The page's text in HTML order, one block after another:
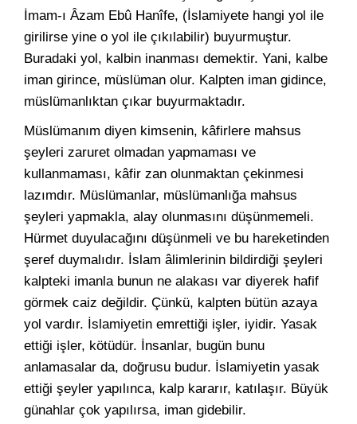
İmam-ı Âzam Ebû Hanîfe, (İslamiyete hangi yol ile
girilirse yine o yol ile çıkılabilir) buyurmuştur.
Buradaki yol, kalbin inanması demektir. Yani, kalbe
iman girince, müslüman olur. Kalpten iman gidince,
müslümanlıktan çıkar buyurmaktadır.
Müslümanım diyen kimsenin, kâfirlere mahsus
şeyleri zaruret olmadan yapmaması ve
kullanmaması, kâfir zan olunmaktan çekinmesi
lazımdır. Müslümanlar, müslümanlığa mahsus
şeyleri yapmakla, alay olunmasını düşünmemeli.
Hürmet duyulacağını düşünmeli ve bu hareketinden
şeref duymalıdır. İslam âlimlerinin bildirdiği şeyleri
kalpteki imanla bunun ne alakası var diyerek hafif
görmek caiz değildir. Çünkü, kalpten bütün azaya
yol vardır. İslamiyetin emrettiği işler, iyidir. Yasak
ettiği işler, kötüdür. İnsanlar, bugün bunu
anlamasalar da, doğrusu budur. İslamiyetin yasak
ettiği şeyler yapılınca, kalp kararır, katılaşır. Büyük
günahlar çok yapılırsa, iman gidebilir.